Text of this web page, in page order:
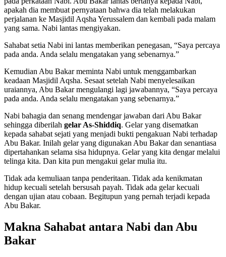
apakah dia membuat pernyataan bahwa dia telah melakukan
perjalanan ke Masjidil Aqsha Yerussalem dan kembali pada malam
yang sama. Nabi lantas mengiyakan.
Sahabat setia Nabi ini lantas memberikan penegasan, “Saya percaya
pada anda. Anda selalu mengatakan yang sebenarnya.”
Kemudian Abu Bakar meminta Nabi untuk menggambarkan
keadaan Masjidil Aqsha. Sesaat setelah Nabi menyelesaikan
uraiannya, Abu Bakar mengulangi lagi jawabannya, “Saya percaya
pada anda. Anda selalu mengatakan yang sebenarnya.”
Nabi bahagia dan senang mendengar jawaban dari Abu Bakar
sehingga diberilah gelar As-Shiddiq. Gelar yang disematkan
kepada sahabat sejati yang menjadi bukti pengakuan Nabi terhadap
Abu Bakar. Inilah gelar yang digunakan Abu Bakar dan senantiasa
dipertahankan selama sisa hidupnya. Gelar yang kita dengar melalui
telinga kita. Dan kita pun mengakui gelar mulia itu.
Tidak ada kemuliaan tanpa penderitaan. Tidak ada kenikmatan
hidup kecuali setelah bersusah payah. Tidak ada gelar kecuali
dengan ujian atau cobaan. Begitupun yang pernah terjadi kepada
Abu Bakar.
Makna Sahabat antara Nabi dan Abu
Bakar